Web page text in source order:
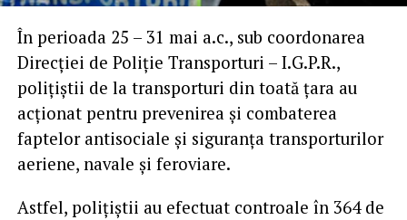
În perioada 25 – 31 mai a.c., sub coordonarea
Direcţiei de Poliţie Transporturi – I.G.P.R.,
polițiștii de la transporturi din toată țara au
acționat pentru prevenirea și combaterea
faptelor antisociale și siguranța transporturilor
aeriene, navale și feroviare.
Astfel, polițiștii au efectuat controale în 364 de